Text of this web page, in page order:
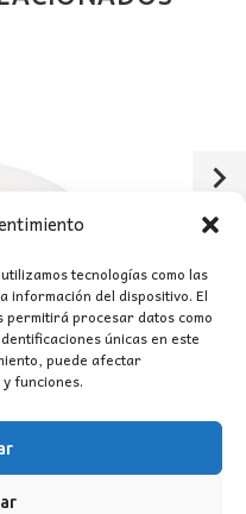
tecnologías como las
información del dispositivo. El
permitirá procesar datos como
únicas en este
puede afectar
funciones.